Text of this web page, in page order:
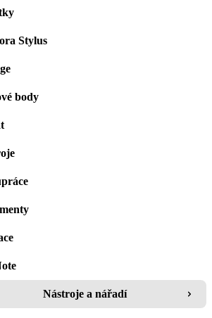
Stylus
body
Nástroje a nářadí